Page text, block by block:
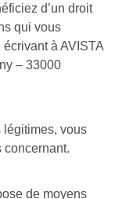
d’un droit
qui vous
à AVISTA
– 33000
légitimes, vous
concernant.
de moyens